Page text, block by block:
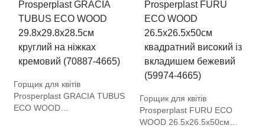
Горщик для квітів
Prosperplast GRACIA TUBUS
ECO WOOD
Горщик для квітів
Prosperplast FURU ECO
WOOD 26.5х26.5х50см